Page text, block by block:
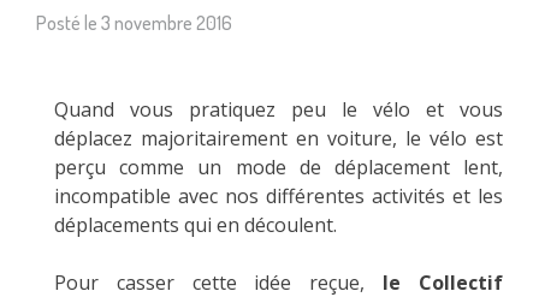
Posté le 3 novembre 2016
Quand vous pratiquez peu le vélo et vous
déplacez majoritairement en voiture, le vélo est
perçu comme un mode de déplacement lent,
incompatible avec nos différentes activités et les
déplacements qui en découlent.
Pour casser cette idée reçue, le Collectif